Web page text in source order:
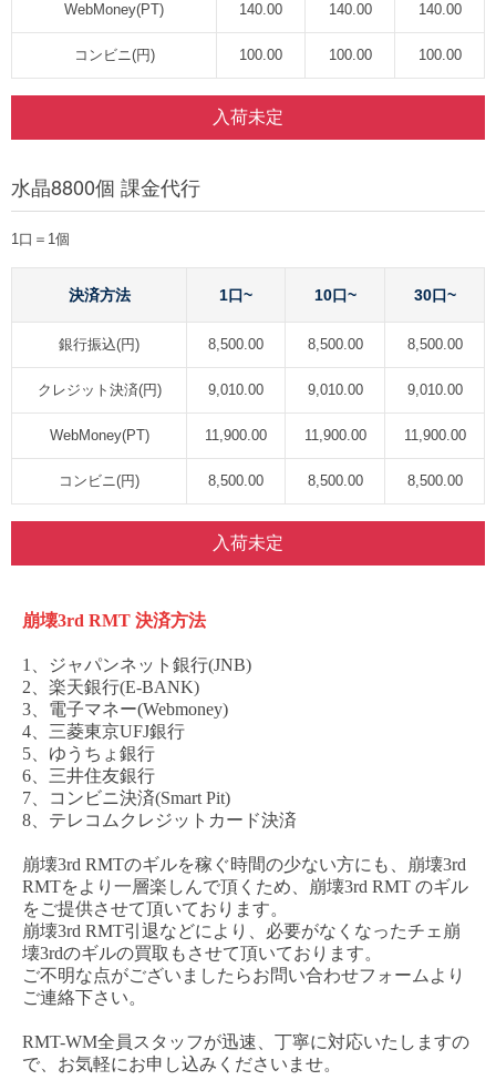
WebMoney(PT) 140.00 140.00 140.00
コンビニ(円) 100.00 100.00 100.00
入荷未定
水晶8800個 課金代行
1口＝1個
決済方法 1口~ 10口~ 30口~
銀行振込(円) 8,500.00 8,500.00 8,500.00
クレジット決済(円) 9,010.00 9,010.00 9,010.00
WebMoney(PT) 11,900.00 11,900.00 11,900.00
コンビニ(円) 8,500.00 8,500.00 8,500.00
入荷未定
崩壊3rd RMT 決済方法
1、ジャパンネット銀行(JNB)
2、楽天銀行(E-BANK)
3、電子マネー(Webmoney)
4、三菱東京UFJ銀行
5、ゆうちょ銀行
6、三井住友銀行
7、コンビニ決済(Smart Pit)
8、テレコムクレジットカード決済
崩壊3rd RMTのギルを稼ぐ時間の少ない方にも、 崩壊3rd
RMTをより一層楽しんで頂くため、 崩壊3rd RMT のギル
をご提供させて頂いております。
崩壊3rd RMT引退などにより、必要がなくなったチェ 崩
壊3rdのギルの買取もさせて頂いております。
ご不明な点がございましたらお問い合わせフォームより
ご連絡下さい。
RMT-WM全員スタッフが迅速、丁寧に対応いたしますの
で、お気軽にお申し込みくださいませ。